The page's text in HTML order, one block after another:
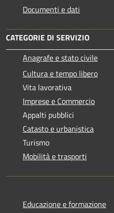
Documenti e dati
CATEGORIE DI SERVIZIO
Anagrafe e stato civile
Cultura e tempo libero
Vita lavorativa
Imprese e Commercio
Appalti pubblici
Catasto e urbanistica
Turismo
Mobilità e trasporti
Educazione e formazione